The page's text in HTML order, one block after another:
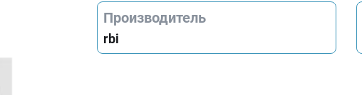
Производитель
rbi